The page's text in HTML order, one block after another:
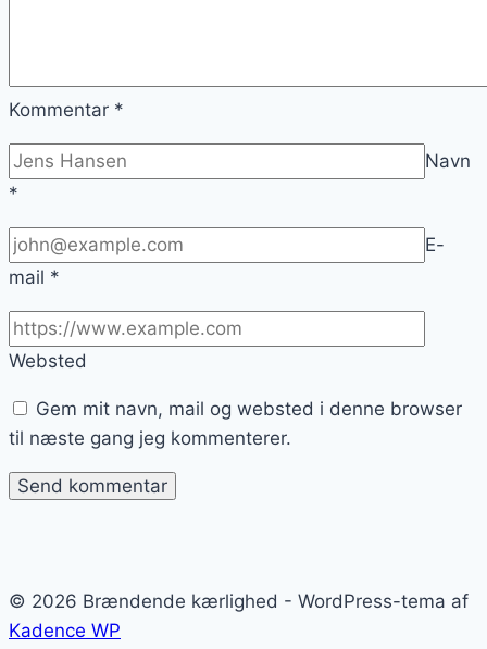
Kommentar *
Navn
*
E-
mail *
Websted
Gem mit navn, mail og websted i denne browser
til næste gang jeg kommenterer.
© 2026 Brændende kærlighed - WordPress-tema af
Kadence WP